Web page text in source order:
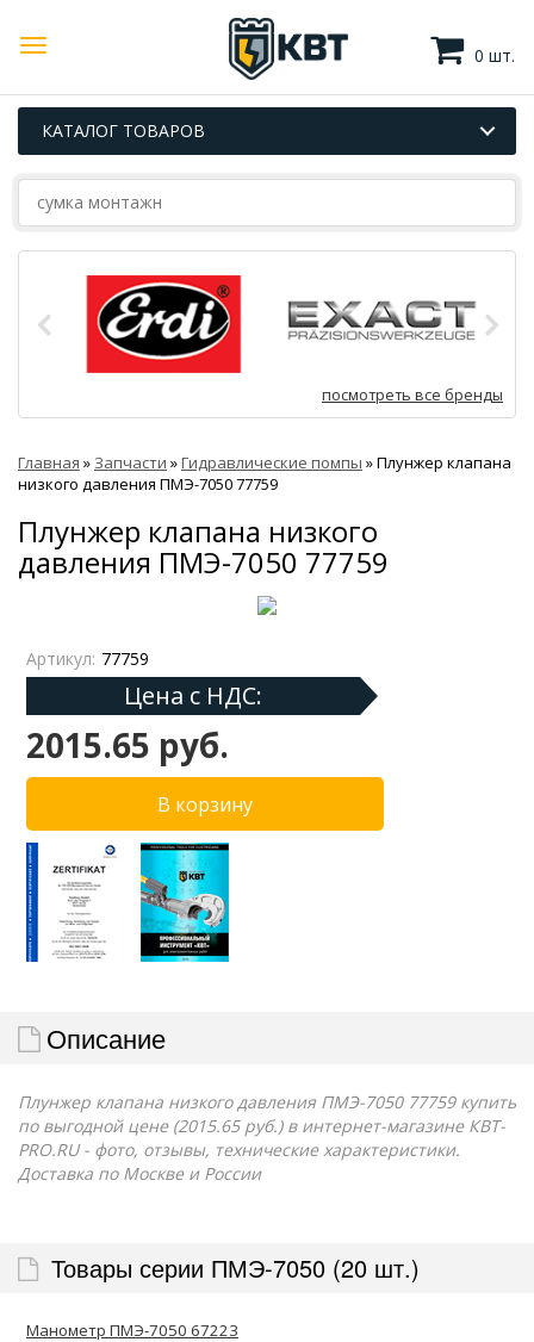
0 шт.
КАТАЛОГ ТОВАРОВ
посмотреть все бренды
Главная » Запчасти »Гидравлические помпы »Плунжер клапана
низкого давления ПМЭ-7050 77759
Плунжер клапана низкого
давления ПМЭ-7050 77759
Артикул: 77759
Цена с НДС:
2015.65 руб.
Описание
Плунжер клапана низкого давления ПМЭ-7050 77759 купить
по выгодной цене (2015.65 руб.) в интернет-магазине КВТ-
PRO.RU - фото, отзывы, технические характеристики.
Доставка по Москве и России
Товары серии ПМЭ-7050 (20 шт.)
Манометр ПМЭ-7050 67223